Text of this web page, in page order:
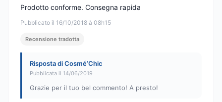
Pubblicato il 16/10/2018 à 08h15
Prodotto conforme. Consegna rapida
Recensione tradotta
Risposta di Cosmé’Chic
Pubblicata il 14/06/2019
Grazie per il tuo bel commento! A presto!